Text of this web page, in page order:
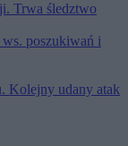
Trwa śledztwo
poszukiwań i
Kolejny udany atak